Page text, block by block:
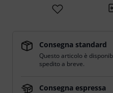
Consegna standard
Questo articolo è
spedito a breve.
Consegna espressa